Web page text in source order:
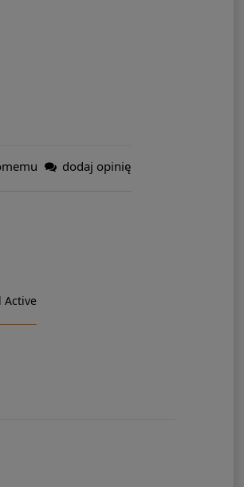
dodaj opinię
Active